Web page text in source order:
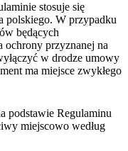
stosuje się
polskiego. W przypadku
będących
przyznanej na
w drodze umowy
ma miejsce zwykłego
podstawie Regulaminu
miejscowo według